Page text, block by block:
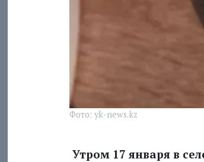
Фото: yk-news.kz
Утром 17 января в